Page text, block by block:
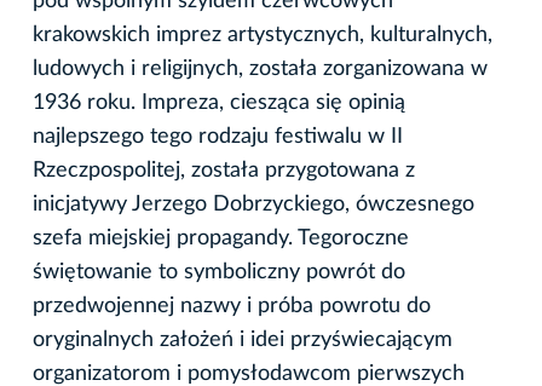
krakowskich imprez artystycznych, kulturalnych,
ludowych i religijnych, została zorganizowana w
1936 roku. Impreza, ciesząca się opinią
najlepszego tego rodzaju festiwalu w II
Rzeczpospolitej, została przygotowana z
inicjatywy Jerzego Dobrzyckiego, ówczesnego
szefa miejskiej propagandy. Tegoroczne
świętowanie to symboliczny powrót do
przedwojennej nazwy i próba powrotu do
oryginalnych założeń i idei przyświecającym
organizatorom i pomysłodawcom pierwszych